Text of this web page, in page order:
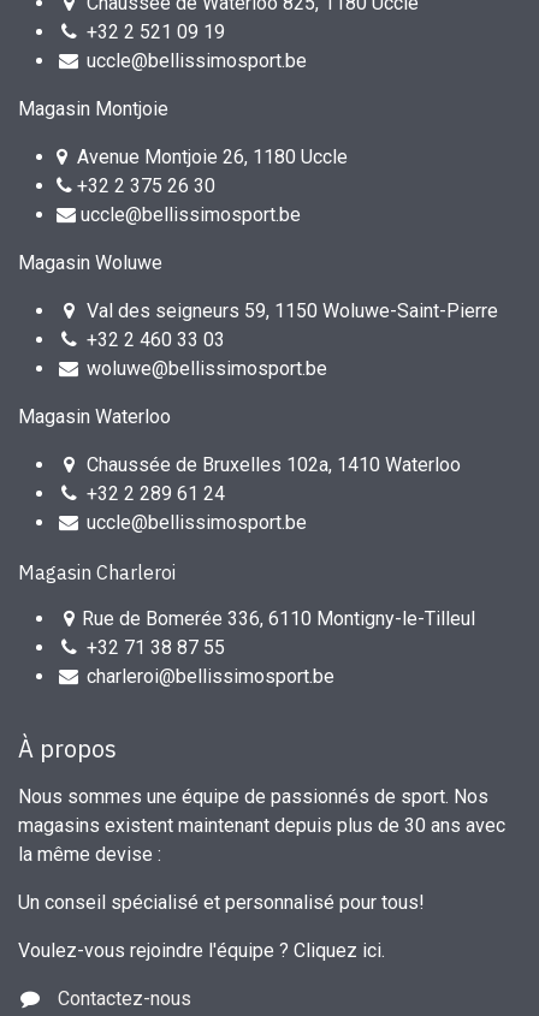
+32 2 521 09 19
uccle@bellissimosport.be
Magasin Montjoie
Avenue Montjoie 26, 1180 Uccle
+32 2 375 26 30
uccle@bellissimosport.be
Magasin Woluwe
Val des seigneurs 59, 1150 Woluwe-Saint-Pierre
+32 2 460 33 03
woluwe@bellissimosport.be
Magasin Waterloo
Chaussée de Bruxelles 102a, 1410 Waterloo
+32 2 289 61 24
uccle@bellissimosport.be
Magasin Charleroi
Rue de Bomerée 336, 6110 Montigny-le-Tilleul
+32 71 38 87 55
charleroi@bellissimosport.be
À propos
Nous sommes une équipe de passionnés de sport. Nos
magasins existent maintenant depuis plus de 30 ans avec
la même devise :
Un conseil spécialisé et personnalisé pour tous!
Voulez-vous rejoindre l'équipe ? Cliquez ici.
Contactez-nous